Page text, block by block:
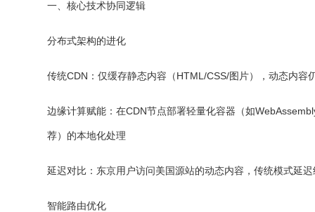
一、核心技术协同逻辑
分布式架构的进化
传统CDN：仅缓存静态内容（HTML/CSS/图片），动态内
边缘计算赋能：在CDN节点部署轻量化容器（如
荐）的本地化处理
延迟对比：东京用户访问美国源站的动态内容，传统模式延
智能路由优化